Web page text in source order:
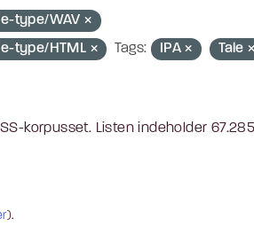
type/WAV
type/HTML
Tags: IPA Tale
korpusset. Listen indeholder
).